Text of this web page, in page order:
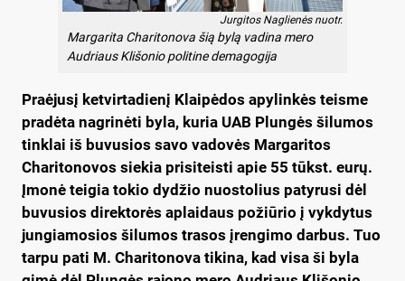
Jurgitos Naglienės nuotr.
Margarita Charitonova šią bylą vadina mero
Audriaus Klišonio politine demagogija
Praėjusį ketvirtadienį Klaipėdos apylinkės teisme
pradėta nagrinėti byla, kuria UAB Plungės šilumos
tinklai iš buvusios savo vadovės Margaritos
Charitonovos siekia prisiteisti apie 55 tūkst. eurų.
Įmonė teigia tokio dydžio nuostolius patyrusi dėl
buvusios direktorės aplaidaus požiūrio į vykdytus
jungiamosios šilumos trasos įrengimo darbus. Tuo
tarpu pati M. Charitonova tikina, kad visa ši byla